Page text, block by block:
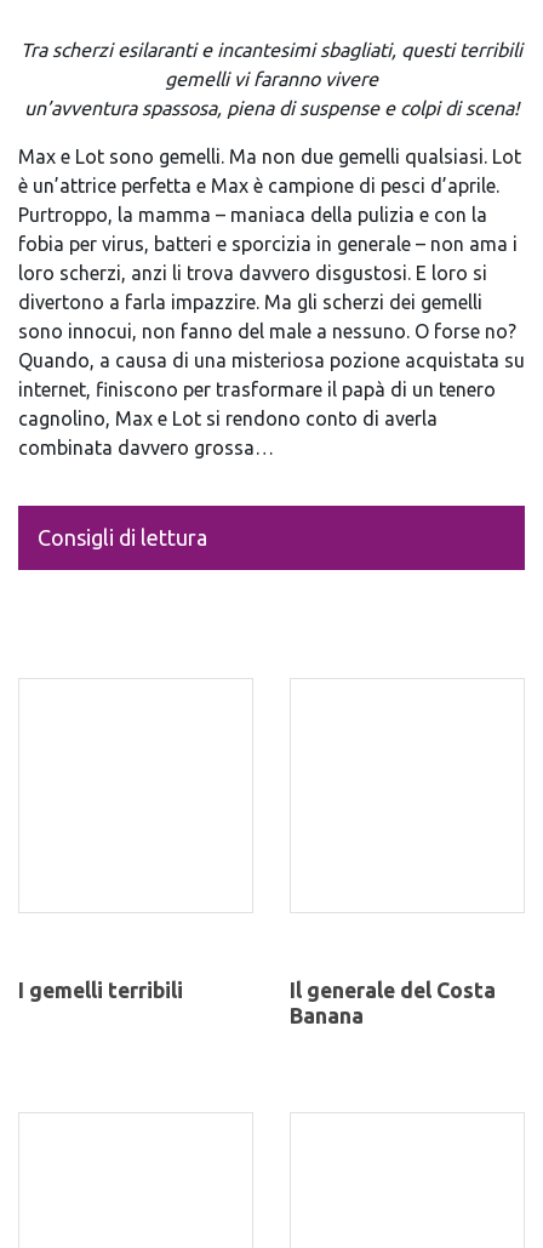
Tra scherzi esilaranti e incantesimi sbagliati, questi terribili
gemelli vi faranno vivere
un’avventura spassosa, piena di suspense e colpi di scena!
Max e Lot sono gemelli. Ma non due gemelli qualsiasi. Lot
è un’attrice perfetta e Max è campione di pesci d’aprile.
Purtroppo, la mamma – maniaca della pulizia e con la
fobia per virus, batteri e sporcizia in generale – non ama i
loro scherzi, anzi li trova davvero disgustosi. E loro si
divertono a farla impazzire. Ma gli scherzi dei gemelli
sono innocui, non fanno del male a nessuno. O forse no?
Quando, a causa di una misteriosa pozione acquistata su
internet, finiscono per trasformare il papà di un tenero
cagnolino, Max e Lot si rendono conto di averla
combinata davvero grossa…
Consigli di lettura
I gemelli terribili
Il generale del Costa
Banana